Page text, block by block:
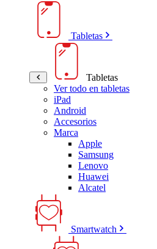
Tabletas
Tabletas
Ver todo en tabletas
iPad
Android
Accesorios
Marca
Apple
Samsung
Lenovo
Huawei
Alcatel
Smartwatch